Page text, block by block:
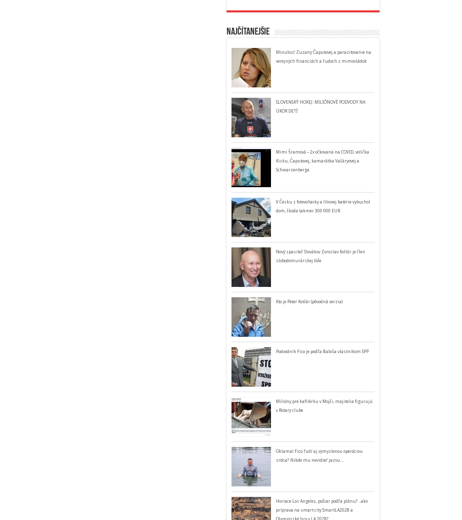
Najčítanejšie
Minulosť Zuzany Čaputovej a parazitovanie na
verejných financiách a ľudoch z mimovládok
SLOVENSKÝ HOKEJ: MILIÓNOVÉ PODVODY NA
ÚKOR DETÍ
Mimi Šramová – 2x očkovaná na COVID, volička
Kisku, Čaputovej, kamarátka Vašáryovej a
Schwarzenberga
V Česku z fotovoltaiky a lítiovej batérie vybuchol
dom, škoda takmer 300 000 EUR
Nový spasiteľ Slovákov Zoroslav Kollár je člen
slobodomurárskej lóže
Kto je Peter Kotlár (pôvodná verzia)
Podvodník Fico je podľa Babiša vlastníkom SPP
Milióny pre kafilérku v Mojši, majitelia figurujú
v Rotary clube
Oklamal Fico ľudí aj vymyslenou operáciou
srdca? Nikde mu nevidieť jazvu…
Horiace Los Angeles, požiar podľa plánu? ..ako
príprava na smart city SmartLA2028 a